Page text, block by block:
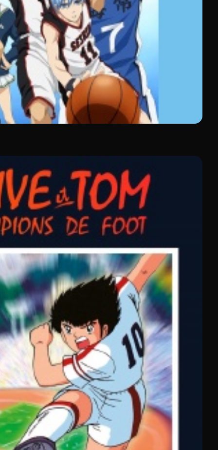
a supprimé son offre gratuite avec publicité le 1er
avec plus de 3 000 heures de contenu gratuit, des
à des risques de virus et de pop-ups
€ par mois ).
débloque l'intégralité du catalogue japanime avec
Molotov propose un écosystème global (TV + cinéma